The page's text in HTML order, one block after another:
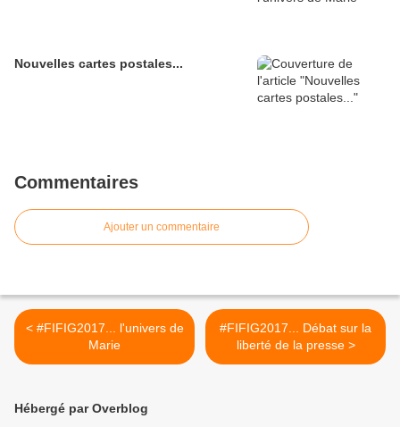
Nouvelles cartes postales...
Commentaires
Ajouter un commentaire
< #FIFIG2017... l'univers de
Marie
#FIFIG2017... Débat sur la
liberté de la presse >
Hébergé par Overblog